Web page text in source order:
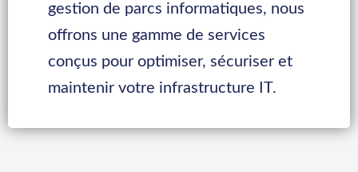
gestion de parcs informatiques, nous
offrons une gamme de services
conçus pour optimiser, sécuriser et
maintenir votre infrastructure IT.